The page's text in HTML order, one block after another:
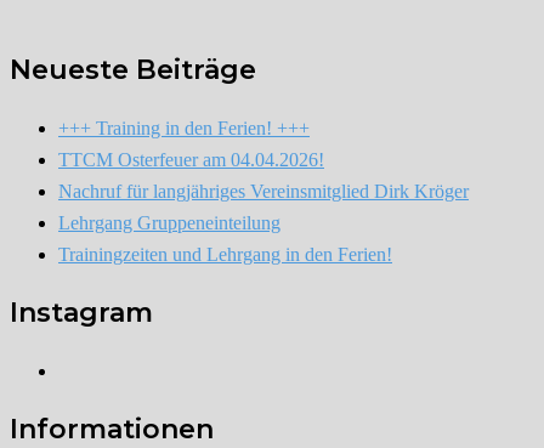
Neueste Beiträge
+++ Training in den Ferien! +++
TTCM Osterfeuer am 04.04.2026!
Nachruf für langjähriges Vereinsmitglied Dirk Kröger
Lehrgang Gruppeneinteilung
Trainingzeiten und Lehrgang in den Ferien!
Instagram
Informationen